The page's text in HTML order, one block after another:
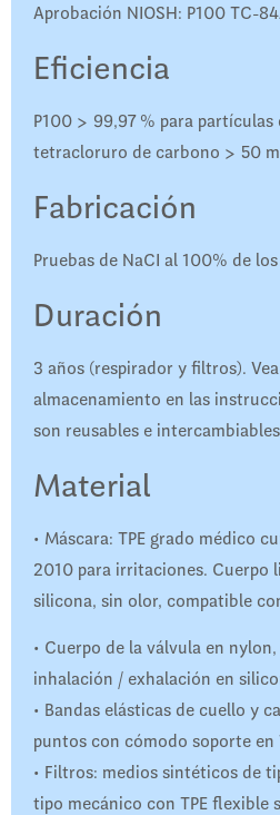
Aprobación NIOSH: P100 TC-
Eficiencia
P100 > 99,97 % para
tetracloruro de carbono > 50
Fabricación
Pruebas de NaCI al 100% de
Duración
3 años (respirador y filtros).
almacenamiento en las
son reusables e
Material
• Máscara: TPE grado médico
2010 para irritaciones. Cuerpo
silicona, sin olor, compatible
• Cuerpo de la válvula en
inhalación / exhalación en
• Bandas elásticas de cuello y
puntos con cómodo soporte en
• Filtros: medios sintéticos de
tipo mecánico con TPE flexible